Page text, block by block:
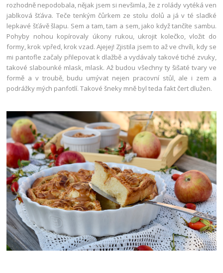
rozhodně nepodobala, nějak jsem si nevšimla, že z rolády vytéká ven
jablková šťáva. Teče tenkým čůrkem ze stolu dolů a já v té sladké
lepkavé šťávě šlapu. Sem a tam, tam a sem, jako když tančíte sambu.
Pohyby nohou kopírovaly úkony rukou, ukrojit kolečko, vložit do
formy, krok vpřed, krok vzad. Ajejej! Zjistila jsem to až ve chvíli, kdy se
mi pantofle začaly přilepovat k dlažbě a vydávaly takové tiché zvuky,
takové slabounké mlask, mlask. Až budou všechny ty šišaté tvary ve
formě a v troubě, budu umývat nejen pracovní stůl, ale i zem a
podrážky mých panfotlí. Takové šneky mně byl teda fakt čert dlužen.